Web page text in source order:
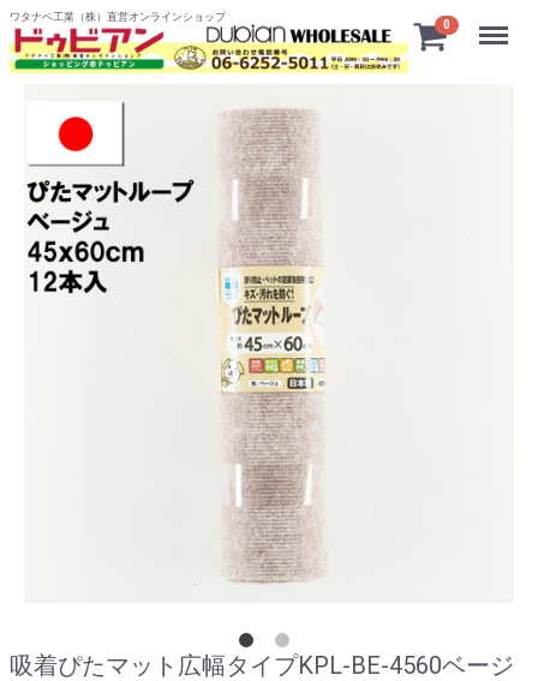
ワタナベ工業（株）直営オンラインショップ
0 Menu
吸着ぴたマット広幅タイプKPL-BE-4560ベージ